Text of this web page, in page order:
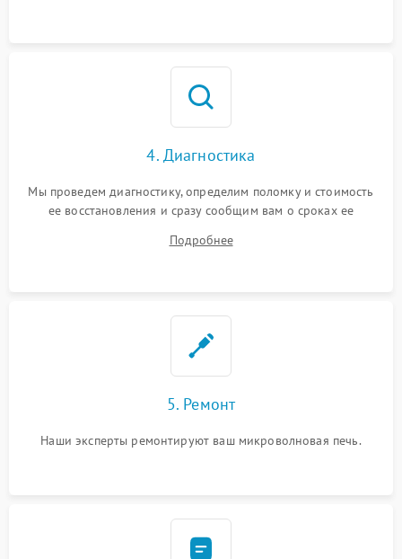
4. Диагностика
Мы проведем диагностику, определим поломку и стоимость
ее восстановления и сразу сообщим вам о сроках ее
Подробнее
5. Ремонт
Наши эксперты ремонтируют ваш микроволновая печь.